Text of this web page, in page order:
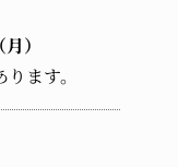
）
ます。